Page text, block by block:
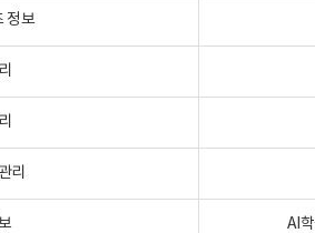
정보
리
AI